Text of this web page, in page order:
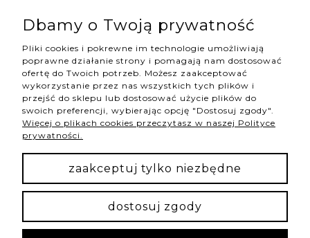
shop@hannahstore.pl
pokaż pełną wersję strony
NASZE ODZNAKI
Dbamy o Twoją prywatność
Pliki cookies i pokrewne im technologie umożliwiają
poprawne działanie strony i pomagają nam dostosować
ofertę do Twoich potrzeb. Możesz zaakceptować
wykorzystanie przez nas wszystkich tych plików i
przejść do sklepu lub dostosować użycie plików do
swoich preferencji, wybierając opcję "Dostosuj zgody".
Więcej o plikach cookies przeczytasz w naszej Polityce
prywatności.
zaakceptuj tylko niezbędne
dostosuj zgody